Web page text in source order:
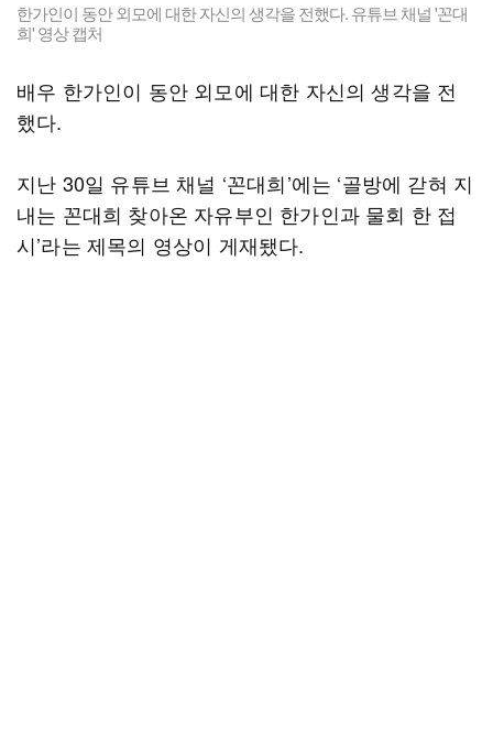
한가인이 동안 외모에 대한 자신의 생각을 전했다. 유튜브 채널 '꼰대
희' 영상 캡처
배우 한가인이 동안 외모에 대한 자신의 생각을 전
했다.
지난 30일 유튜브 채널 ‘꼰대희’에는 ‘골방에 갇혀 지
내는 꼰대희 찾아온 자유부인 한가인과 물회 한 접
시’라는 제목의 영상이 게재됐다.